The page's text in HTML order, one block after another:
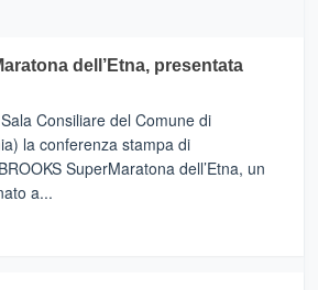
dell’Etna, presentata
Consiliare del Comune di
la conferenza stampa di
SuperMaratona dell’Etna, un
a...